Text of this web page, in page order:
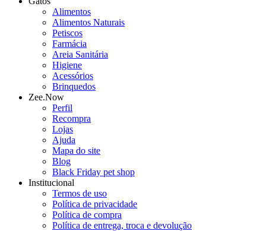
Alimentos
Alimentos Naturais
Petiscos
Farmácia
Areia Sanitária
Higiene
Acessórios
Brinquedos
Zee.Now
Perfil
Recompra
Lojas
Ajuda
Mapa do site
Blog
Black Friday pet shop
Institucional
Termos de uso
Política de privacidade
Política de compra
Política de entrega, troca e devolução